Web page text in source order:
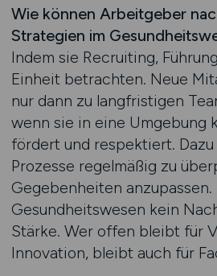
Wie können Arbeitgeber
Strategien im
Indem sie Recruiting,
Einheit betrachten. Neue
nur dann zu langfristigen
wenn sie in eine Umgebung
fördert und respektiert.
Prozesse regelmäßig zu
Gegebenheiten
Gesundheitswesen kein
Stärke. Wer offen bleibt für
Innovation, bleibt auch für